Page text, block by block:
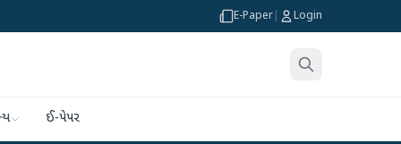
E-Paper Login
ઈ-પેપર